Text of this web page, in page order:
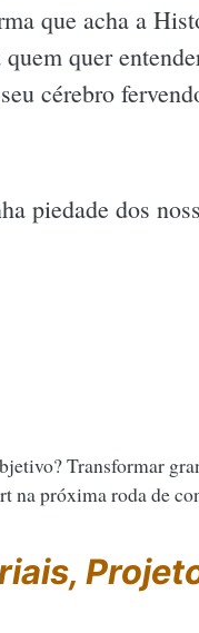
que acha a
quer
cérebro
piedade dos
Transformar
na próxima roda de